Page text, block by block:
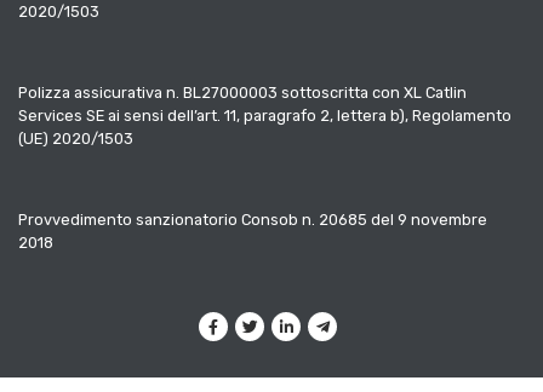
2020/1503
Polizza assicurativa n. BL27000003 sottoscritta con XL Catlin
Services SE ai sensi dell’art. 11, paragrafo 2, lettera b), Regolamento
(UE) 2020/1503
Provvedimento sanzionatorio Consob n. 20685 del 9 novembre
2018